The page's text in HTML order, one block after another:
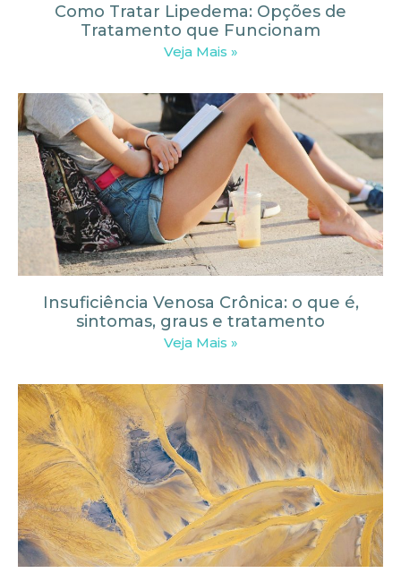
Como Tratar Lipedema: Opções de
Tratamento que Funcionam
Veja Mais »
Insuficiência Venosa Crônica: o que é,
sintomas, graus e tratamento
Veja Mais »